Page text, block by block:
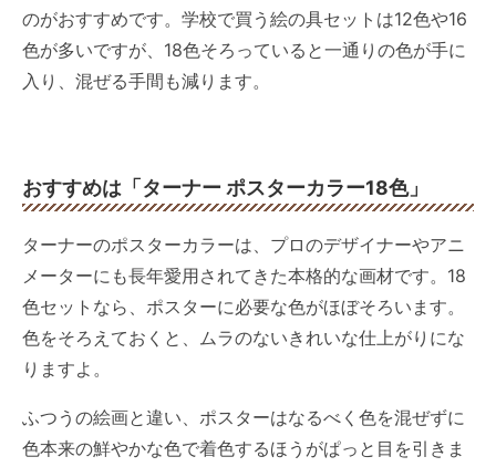
のがおすすめです。学校で買う絵の具セットは12色や16
色が多いですが、18色そろっていると一通りの色が手に
入り、混ぜる手間も減ります。
おすすめは「ターナー ポスターカラー18色」
ターナーのポスターカラーは、プロのデザイナーやアニ
メーターにも長年愛用されてきた本格的な画材です。18
色セットなら、ポスターに必要な色がほぼそろいます。
色をそろえておくと、ムラのないきれいな仕上がりにな
りますよ。
ふつうの絵画と違い、ポスターはなるべく色を混ぜずに
色本来の鮮やかな色で着色するほうがぱっと目を引きま